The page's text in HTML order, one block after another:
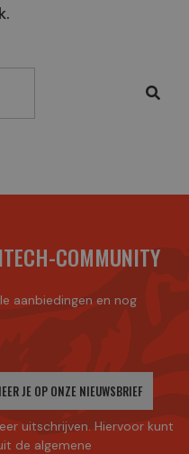
COMMUNITY
aanbiedingen en nog
JE OP ONZE NIEUWSBRIEF
uitschrijven. Hiervoor kunt
de algemene